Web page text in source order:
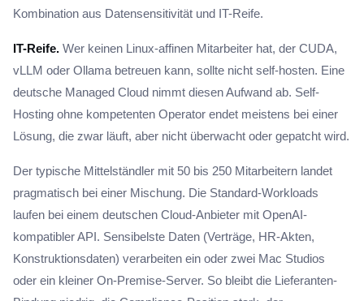
Kombination aus Datensensitivität und IT-Reife.
IT-Reife. Wer keinen Linux-affinen Mitarbeiter hat, der CUDA,
vLLM oder Ollama betreuen kann, sollte nicht self-hosten. Eine
deutsche Managed Cloud nimmt diesen Aufwand ab. Self-
Hosting ohne kompetenten Operator endet meistens bei einer
Lösung, die zwar läuft, aber nicht überwacht oder gepatcht wird.
Der typische Mittelständler mit 50 bis 250 Mitarbeitern landet
pragmatisch bei einer Mischung. Die Standard-Workloads
laufen bei einem deutschen Cloud-Anbieter mit OpenAI-
kompatibler API. Sensibelste Daten (Verträge, HR-Akten,
Konstruktionsdaten) verarbeiten ein oder zwei Mac Studios
oder ein kleiner On-Premise-Server. So bleibt die Lieferanten-